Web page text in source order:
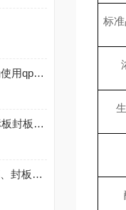
96孔板封板膜怎么贴，正确使用qpcr封板膜的方法
Elisa实验成功的关键与酶标板封板膜的选择有关吗
全自动封膜仪：封膜、撕膜、封板膜全套解析
标